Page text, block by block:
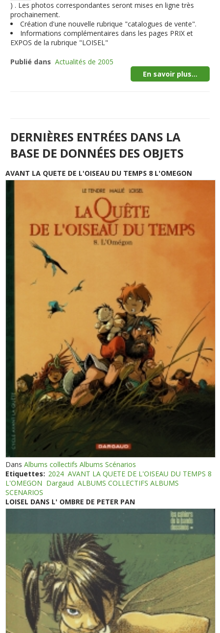
) . Les photos correspondantes seront mises en ligne très
prochainement.
Création d'une nouvelle rubrique "catalogues de vente".
Informations complémentaires dans les pages PRIX et
EXPOS de la rubrique "LOISEL"
Publié dans Actualités de 2005
En savoir plus...
DERNIÈRES ENTRÉES DANS LA
BASE DE DONNÉES DES OBJETS
AVANT LA QUETE DE L'OISEAU DU TEMPS 8 L'OMEGON
DansAlbums collectifs Albums Scénarios
Etiquettes: 2024 AVANT LA QUETE DE L'OISEAU DU TEMPS 8
L'OMEGON Dargaud ALBUMS COLLECTIFS ALBUMS
SCENARIOS
LOISEL DANS L' OMBRE DE PETER PAN